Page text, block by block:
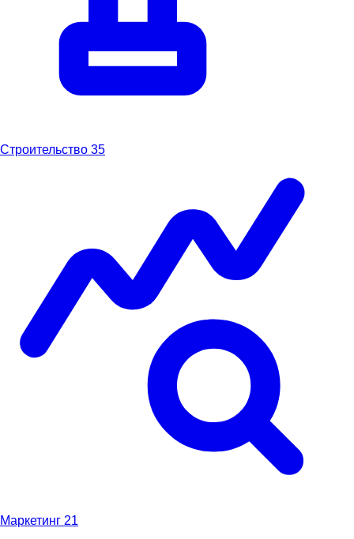
Строительство 35
Маркетинг 21